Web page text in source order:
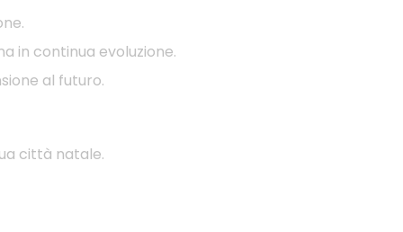
in continua evoluzione.
al futuro.
città natale.